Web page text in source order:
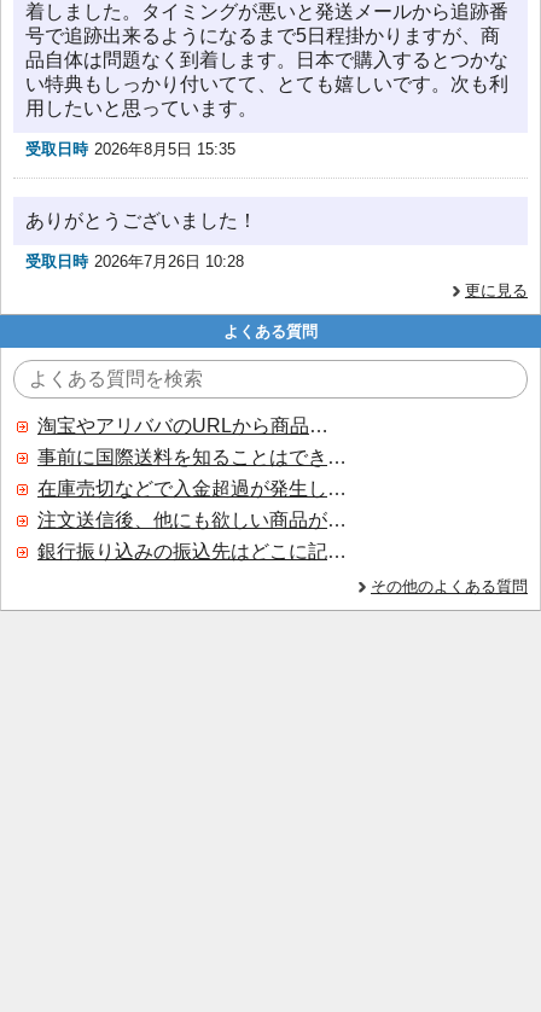
着しました。タイミングが悪いと発送メールから追跡番
号で追跡出来るようになるまで5日程掛かりますが、商
品自体は問題なく到着します。日本で購入するとつかな
い特典もしっかり付いてて、とても嬉しいです。次も利
用したいと思っています。
受取日時 2026年8月5日 15:35
ありがとうございました！
受取日時 2026年7月26日 10:28
更に見る
よくある質問
淘宝やアリババのURLから商品を探すことはできますか？
事前に国際送料を知ることはできますか？
在庫売切などで入金超過が発生した場合はいつ返金されますか？
注文送信後、他にも欲しい商品が見つかった場合、追加注文できますか？
銀行振り込みの振込先はどこに記載されていますか？
その他のよくある質問